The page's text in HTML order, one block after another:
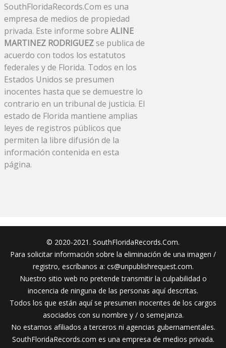
SouthFloridaRecords.Com es una
empresa de medios de propiedad
privada. Este informe sobre ALINE
MARTINEZ RODRIGUEZse publica de
acuerdo con todos los estatutos
federales y de Florida. Todos en los
Estados Unidos se presumen
inocentes hasta que se demuestre lo
contrario en un tribunal de justicia. El
estado de Florida mantiene amplias
leyes de registros públicos que
permiten la libre difusión de la
información contenida en esta
página.
© 2020-2021. SouthFloridaRecords.Com.
Para solicitar información sobre la eliminación de una imagen /
registro, escríbanos a: cs@unpublishrequest.com.
Nuestro sitio web no pretende transmitir la culpabilidad o
inocencia de ninguna de las personas aquí descritas.
Todos los que están aquí se presumen inocentes de los cargos
asociados con su nombre y / o semejanza.
No estamos afiliados a terceros ni agencias gubernamentales.
SouthFloridaRecords.com es una empresa de medios privada.